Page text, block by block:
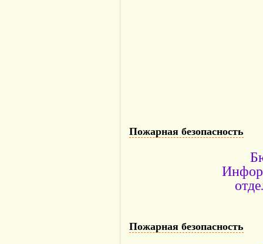
Пожарная безопасность
Пожарная безопасность